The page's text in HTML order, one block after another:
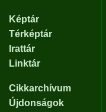
Képtár
Térképtár
Irattár
Linktár
Cikkarchívum
Újdonságok